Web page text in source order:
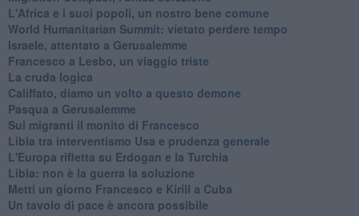
L'Africa e i suoi popoli, un nostro bene comune
World Humanitarian Summit: vietato perdere tempo
Israele, attentato a Gerusalemme
Francesco a Lesbo, un viaggio triste
La cruda logica
Califfato, diamo un volto a questo demone
Pasqua a Gerusalemme
Sui migranti il monito di Francesco
Libia tra interventismo Usa e prudenza generale
L'Europa rifletta su Erdogan e la Turchia
Libia: non è la guerra la soluzione
Metti un giorno Francesco e Kirill a Cuba
Un tavolo di pace è ancora possibile